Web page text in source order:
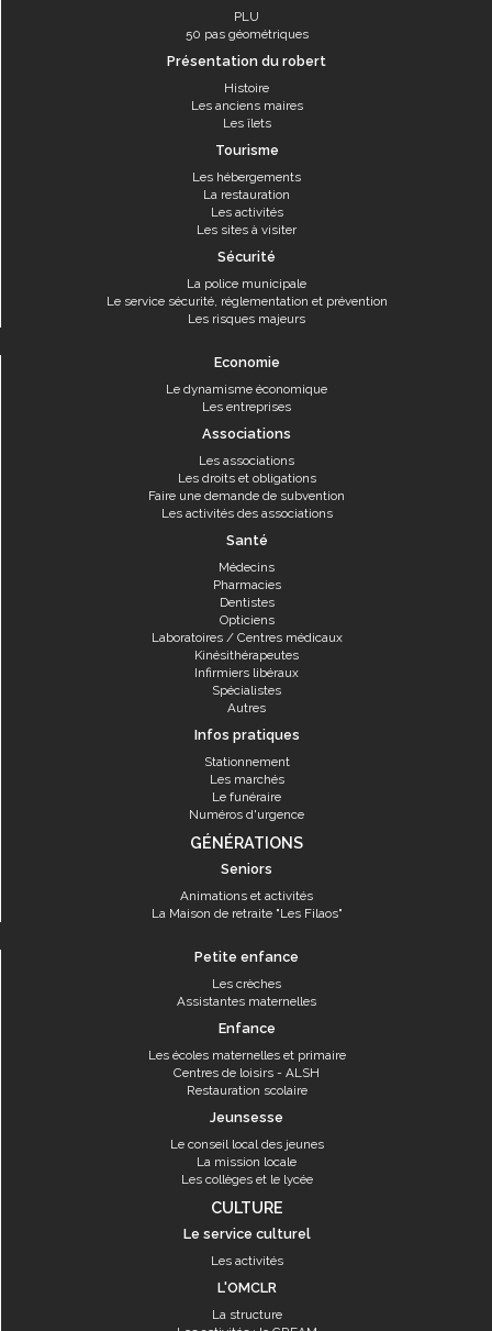
PLU
50 pas géométriques
Présentation du robert
Histoire
Les anciens maires
Les îlets
Tourisme
Les hébergements
La restauration
Les activités
Les sites à visiter
Sécurité
La police municipale
Le service sécurité, réglementation et prévention
Les risques majeurs
Economie
Le dynamisme économique
Les entreprises
Associations
Les associations
Les droits et obligations
Faire une demande de subvention
Les activités des associations
Santé
Médecins
Pharmacies
Dentistes
Opticiens
Laboratoires / Centres médicaux
Kinésithérapeutes
Infirmiers libéraux
Spécialistes
Autres
Infos pratiques
Stationnement
Les marchés
Le funéraire
Numéros d'urgence
GÉNÉRATIONS
Seniors
Animations et activités
La Maison de retraite "Les Filaos"
Petite enfance
Les crèches
Assistantes maternelles
Enfance
Les écoles maternelles et primaire
Centres de loisirs - ALSH
Restauration scolaire
Jeunsesse
Le conseil local des jeunes
La mission locale
Les collèges et le lycée
CULTURE
Le service culturel
Les activités
L'OMCLR
La structure